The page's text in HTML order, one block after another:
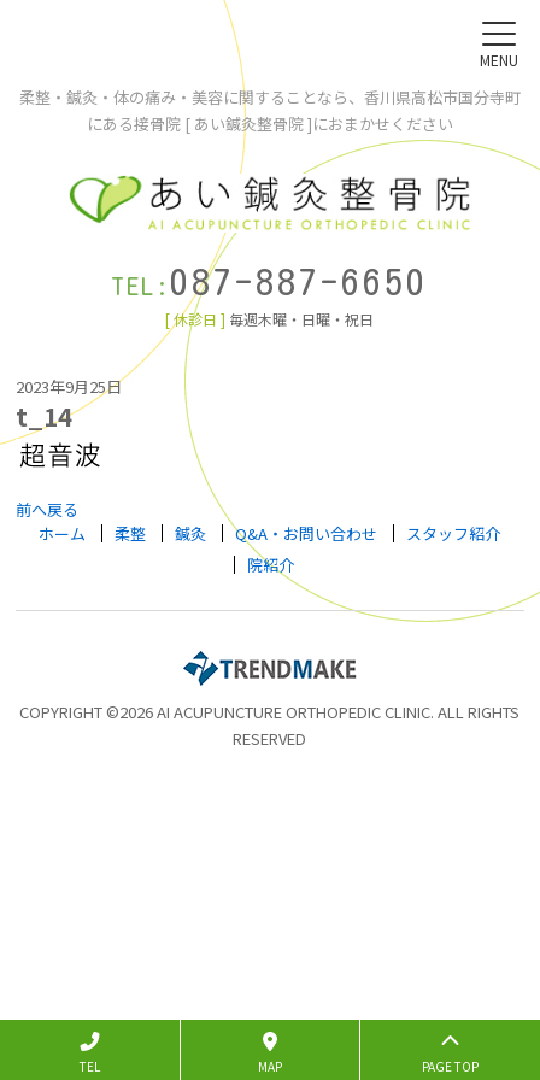
柔整・鍼灸・体の痛み・美容に関することなら、香川県高松市国分寺町
にある接骨院 [ あい鍼灸整骨院 ]におまかせください
TEL: 087-887-6650
[ 休診日 ] 毎週木曜・日曜・祝日
MENU
2023年9月25日
t_14
前へ戻る
ホーム
柔整 鍼灸 Q&A・お問い合わせ
スタッフ紹介
院紹介
COPYRIGHT ©2026 AI ACUPUNCTURE ORTHOPEDIC CLINIC. ALL RIGHTS
RESERVED
TEL MAP PAGE TOP